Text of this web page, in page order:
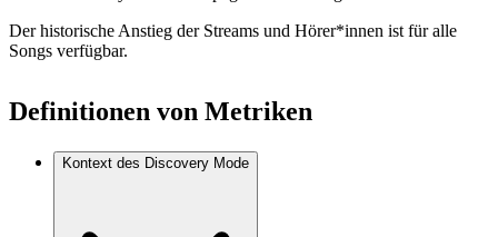
Der historische Anstieg der Streams und Hörer*innen ist für alle
Songs verfügbar.
Definitionen von Metriken
Kontext des Discovery Mode